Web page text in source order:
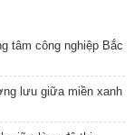
tâm công nghiệp Bắc
lưu giữa miền xanh